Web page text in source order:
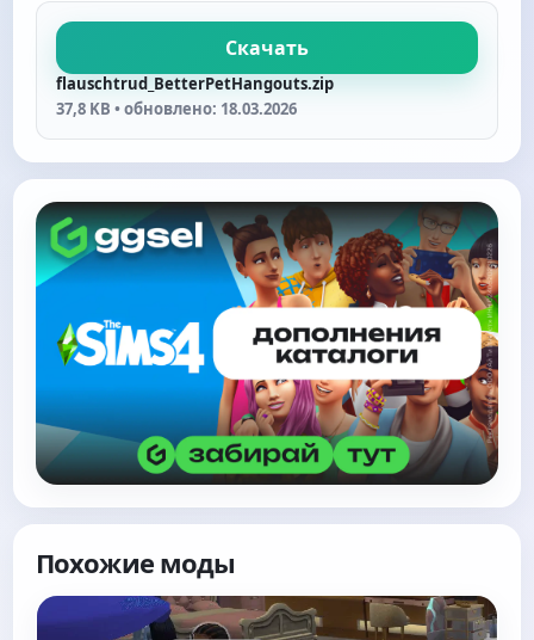
Скачать
flauschtrud_BetterPetHangouts.zip
37,8 KB • обновлено: 18.03.2026
Похожие моды